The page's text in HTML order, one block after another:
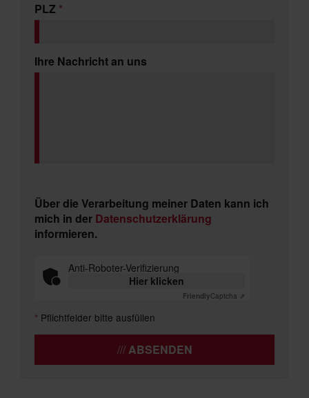
PLZ *
Ihre Nachricht an uns
Über die Verarbeitung meiner Daten kann ich
mich in der Datenschutzerklärung
informieren.
Anti-Roboter-Verifizierung
Hier klicken
FriendlyCaptcha ⇗
* Pflichtfelder bitte ausfüllen
ABSENDEN